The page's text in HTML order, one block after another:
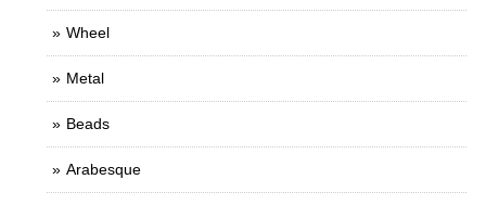
Wheel
Metal
Beads
Arabesque